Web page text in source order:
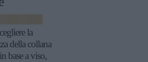
la
della collana
base a viso,